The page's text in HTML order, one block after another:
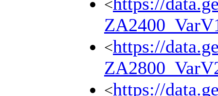
<
<https://
<https://